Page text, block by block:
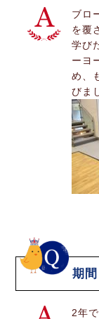
ブロ
を覆
学び
ーヨ
め、
びま
期
2年